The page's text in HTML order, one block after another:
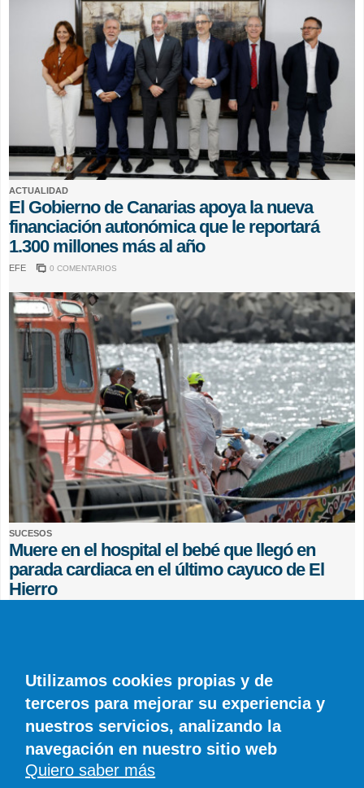
ACTUALIDAD
El Gobierno de Canarias apoya la nueva
financiación autonómica que le reportará
1.300 millones más al año
EFE 0 COMENTARIOS
SUCESOS
Muere en el hospital el bebé que llegó en
parada cardiaca en el último cayuco de El
Hierro
© SIROCO INFORMACIÓN SL | Tel. 828 081 655 | Móvil y WhatsApp 606 845
886 |info@diariodelanzarote.com
Utilizamos cookies propias y de
terceros para mejorar su experiencia y
nuestros servicios, analizando la
navegación en nuestro sitio web
Quiero saber más